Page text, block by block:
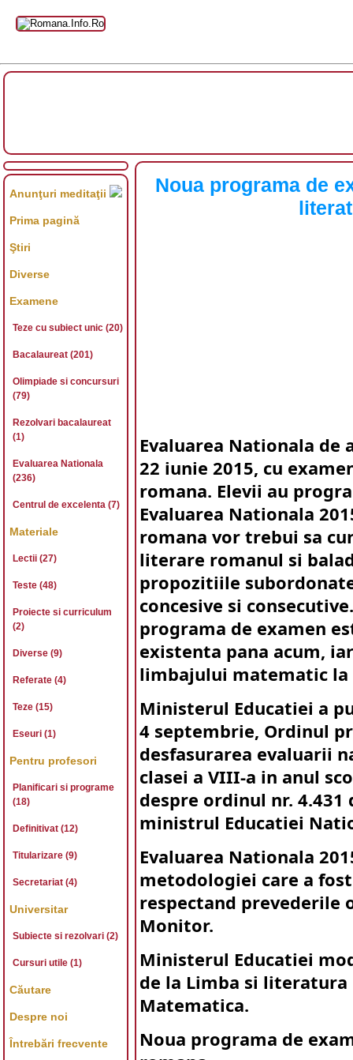
Noua programa de
Evaluarea Nationala de
22 iunie 2015, cu
romana. Elevii au
Evaluarea Nationala
romana vor trebui sa
literare romanul si
propozitiile
concesive si
programa de examen
existenta pana acum,
limbajului matematic
Ministerul Educatiei a
4 septembrie, Ordinul
desfasurarea evaluarii
clasei a VIII-a in anul
despre ordinul nr. 4.431
ministrul Educatiei
Evaluarea Nationala
metodologiei care a
respectand prevederile
Monitor.
Ministerul Educatiei
de la Limba si literatura
Matematica.
Noua programa de
Anunţuri meditaţii
Prima pagină
Ştiri
Diverse
Examene
Teze cu subiect unic (20)
Bacalaureat (201)
Olimpiade si concursuri
(79)
Rezolvari bacalaureat
(1)
Evaluarea Nationala
(236)
Centrul de excelenta (7)
Materiale
Lectii (27)
Teste (48)
Proiecte si curriculum
(2)
Diverse (9)
Referate (4)
Teze (15)
Eseuri (1)
Pentru profesori
Planificari si programe
(18)
Definitivat (12)
Titularizare (9)
Secretariat (4)
Universitar
Subiecte si rezolvari (2)
Cursuri utile (1)
Căutare
Despre noi
Întrebări frecvente